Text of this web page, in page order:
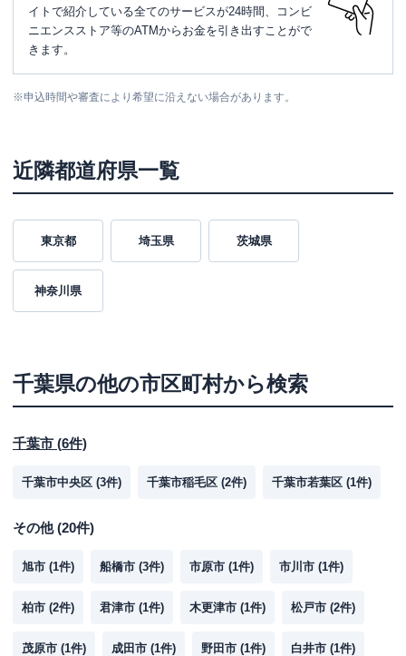
イトで紹介している全てのサービスが24時間、コンビ
ニエンスストア等のATMからお金を引き出すことがで
きます。
※申込時間や審査により希望に沿えない場合があります。
近隣都道府県一覧
東京都 埼玉県 茨城県
神奈川県
千葉県の他の市区町村から検索
千葉市 (6件)
千葉市中央区 (3件) 千葉市稲毛区 (2件) 千葉市若葉区 (1件)
その他(20件)
旭市 (1件) 船橋市 (3件) 市原市 (1件) 市川市 (1件)
柏市 (2件) 君津市 (1件) 木更津市 (1件) 松戸市 (2件)
茂原市 (1件) 成田市 (1件) 野田市 (1件) 白井市 (1件)